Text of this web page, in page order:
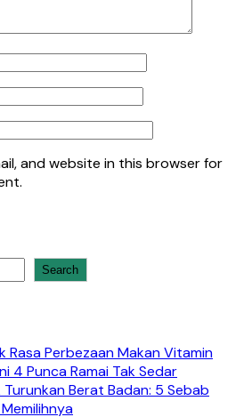
and website in this browser for
Search
Rasa Perbezaan Makan Vitamin
4 Punca Ramai Tak Sedar
Berat Badan: 5 Sebab